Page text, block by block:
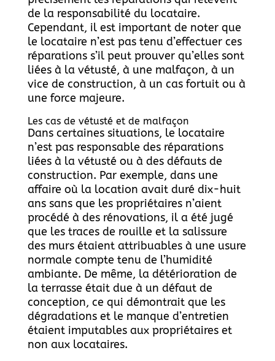
de la responsabilité du locataire.
Cependant, il est important de noter que
le locataire n’est pas tenu d’effectuer ces
réparations s’il peut prouver qu’elles sont
liées à la vétusté, à une malfaçon, à un
vice de construction, à un cas fortuit ou à
une force majeure.
Les cas de vétusté et de malfaçon
Dans certaines situations, le locataire
n’est pas responsable des réparations
liées à la vétusté ou à des défauts de
construction. Par exemple, dans une
affaire où la location avait duré dix-huit
ans sans que les propriétaires n’aient
procédé à des rénovations, il a été jugé
que les traces de rouille et la salissure
des murs étaient attribuables à une usure
normale compte tenu de l’humidité
ambiante. De même, la détérioration de
la terrasse était due à un défaut de
conception, ce qui démontrait que les
dégradations et le manque d’entretien
étaient imputables aux propriétaires et
non aux locataires.